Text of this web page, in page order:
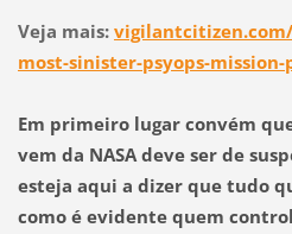
Veja mais:
most-sinister-psyops-
Em primeiro lugar convém
vem da NASA deve ser de
esteja aqui a dizer que tudo
como é evidente quem